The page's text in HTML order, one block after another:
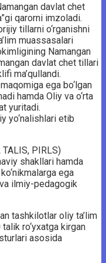
davlat chet
qarorni imzoladi.
tillarni o‘rganishni
muassasalari
Namangan
davlat chet tillari
ma’qullandi.
ega bo‘lgan
hamda Oliy va o‘rta
yuritadi.
yo‘nalishlari etib
PIRLS)
shakllari hamda
ega
ilmiy-pedagogik
tashkilotlar oliy ta’lim
ro‘yxatga kirgan
asosida